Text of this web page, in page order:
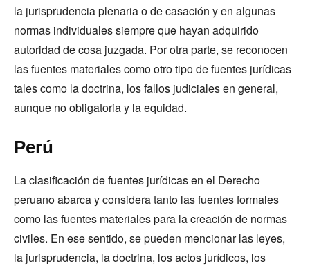
la jurisprudencia plenaria o de casación y en algunas
normas individuales siempre que hayan adquirido
autoridad de cosa juzgada. Por otra parte, se reconocen
las fuentes materiales como otro tipo de fuentes jurídicas
tales como la doctrina, los fallos judiciales en general,
aunque no obligatoria y la equidad.
Perú
La clasificación de fuentes jurídicas en el Derecho
peruano abarca y considera tanto las fuentes formales
como las fuentes materiales para la creación de normas
civiles. En ese sentido, se pueden mencionar las leyes,
la jurisprudencia, la doctrina, los actos jurídicos, los